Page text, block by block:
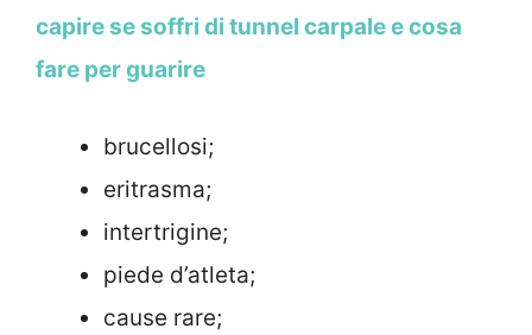
capire se soffri di tunnel carpale e cosa
fare per guarire
brucellosi;
eritrasma;
intertrigine;
piede d’atleta;
cause rare;